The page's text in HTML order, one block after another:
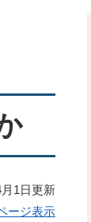
1日更新
ージ表示